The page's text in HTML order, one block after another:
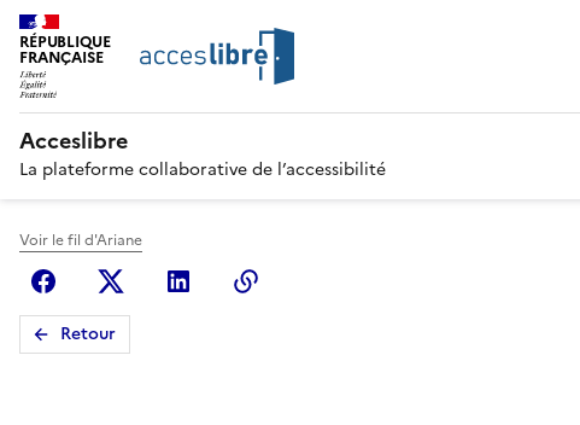
RÉPUBLIQUE
FRANÇAISE
Acceslibre
La plateforme collaborative de l’accessibilité
Voir le fil d'Ariane
FacebookX (anciennement Twitter)
Linkedin
Retour